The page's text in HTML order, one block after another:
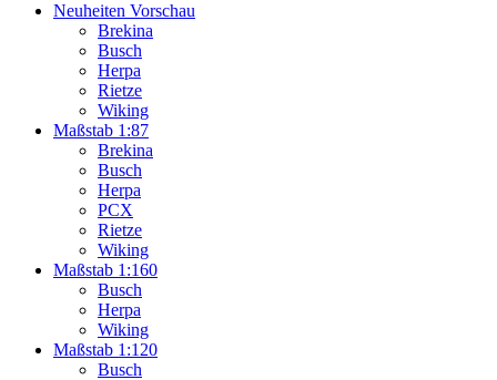
Neuheiten Vorschau
Brekina
Busch
Herpa
Rietze
Wiking
Maßstab 1:87
Brekina
Busch
Herpa
PCX
Rietze
Wiking
Maßstab 1:160
Busch
Herpa
Wiking
Maßstab 1:120
Busch